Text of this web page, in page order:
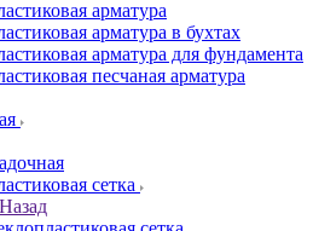
арматура
арматура в бухтах
арматура для фундамента
песчаная арматура
сетка
Назад